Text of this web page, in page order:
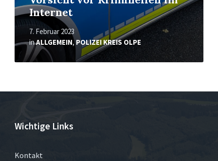
Internet
7. Februar 2023
inALLGEMEIN,POLIZEI KREIS OLPE
Wichtige Links
Kontakt